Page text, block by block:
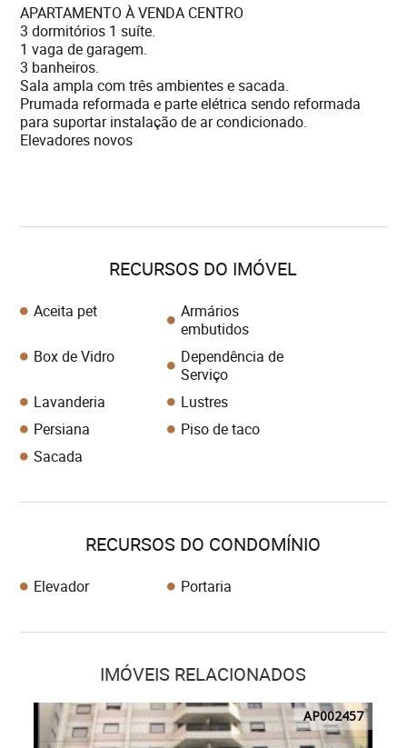
APARTAMENTO À VENDA CENTRO
3 dormitórios 1 suíte.
1 vaga de garagem.
3 banheiros.
Sala ampla com três ambientes e sacada.
Prumada reformada e parte elétrica sendo reformada
para suportar instalação de ar condicionado.
Elevadores novos
RECURSOS DO IMÓVEL
Aceita pet
Armários
embutidos
Box de Vidro
Dependência de
Serviço
Lavanderia
Lustres
Persiana
Piso de taco
Sacada
RECURSOS DO CONDOMÍNIO
Elevador Portaria
IMÓVEIS RELACIONADOS
AP002457